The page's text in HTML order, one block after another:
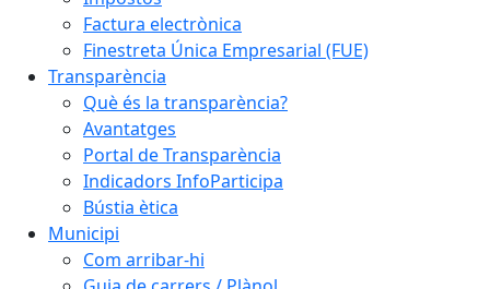
Factura electrònica
Finestreta Única Empresarial (FUE)
Transparència
Què és la transparència?
Avantatges
Portal de Transparència
Indicadors InfoParticipa
Bústia ètica
Municipi
Com arribar-hi